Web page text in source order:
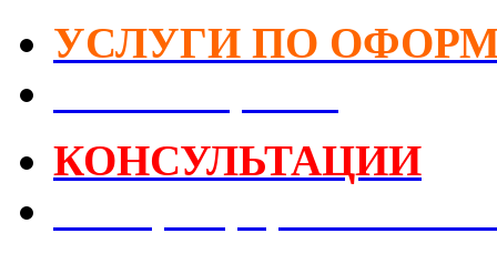
УСЛУГИ ПО
КОНСУЛЬТАЦИИ